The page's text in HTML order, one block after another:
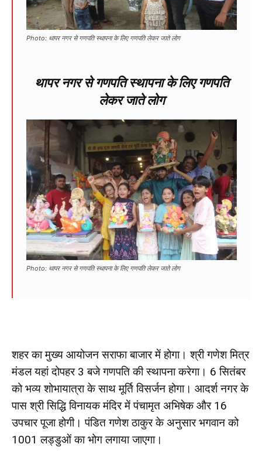
Photo: थापर नगर से गणपति स्थापना के लिए गणपति लेकर जाते लोग
थापर नगर से गणपति स्थापना के लिए गणपति
लेकर जाते लोग
Photo: थापर नगर से गणपति स्थापना के लिए गणपति लेकर जाते लोग
शहर का मुख्य आयोजन सराफा बाजार में होगा। श्री गणेश मित्र
मंडल यहां दोपहर 3 बजे गणपति की स्थापना करेगा। 6 सितंबर
को भव्य शोभायात्रा के साथ मूर्ति विसर्जन होगा। आदर्श नगर के
पास श्री सिद्धि विनायक मंदिर में पंचामृत अभिषेक और 16
उपचार पूजा होगी। पंडित गणेश ठाकुर के अनुसार भगवान को
1001 लड्डुओं का भोग लगाया जाएगा।